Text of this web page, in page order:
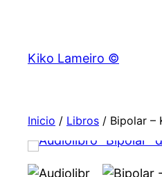
Kiko Lameiro ©
Inicio / Libros / Bipolar –